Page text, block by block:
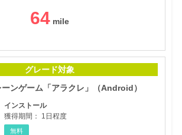
64
グレード対象
ンゲーム「アラクレ」（Android）
インストール
獲得期間：
1日程度
無料